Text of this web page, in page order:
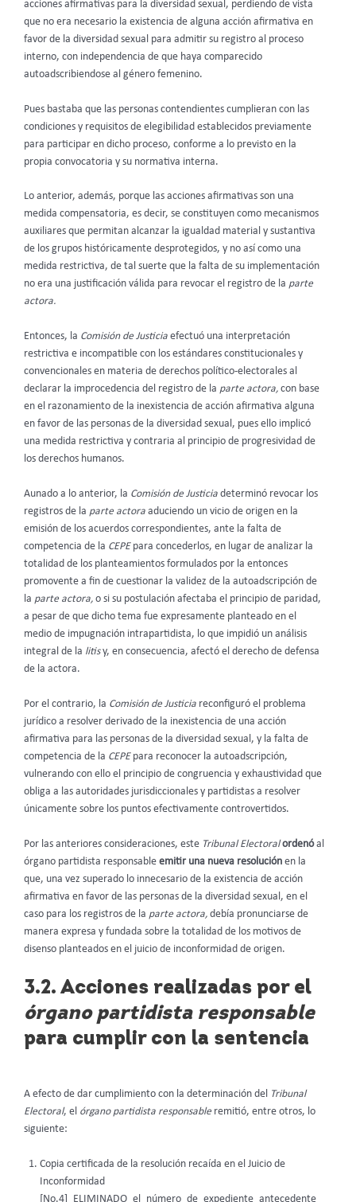
acciones afirmativas para la diversidad sexual, perdiendo de vista
que no era necesario la existencia de alguna acción afirmativa en
favor de la diversidad sexual para admitir su registro al proceso
interno, con independencia de que haya comparecido
autoadscribiendose al género femenino.
Pues bastaba que las personas contendientes cumplieran con las
condiciones y requisitos de elegibilidad establecidos previamente
para participar en dicho proceso, conforme a lo previsto en la
propia convocatoria y su normativa interna.
Lo anterior, además, porque las acciones afirmativas son una
medida compensatoria, es decir, se constituyen como mecanismos
auxiliares que permitan alcanzar la igualdad material y sustantiva
de los grupos históricamente desprotegidos, y no así como una
medida restrictiva, de tal suerte que la falta de su implementación
no era una justificación válida para revocar el registro de la parte
actora.
Entonces, la Comisión de Justicia efectuó una interpretación
restrictiva e incompatible con los estándares constitucionales y
convencionales en materia de derechos político-electorales al
declarar la improcedencia del registro de la parte actora, con base
en el razonamiento de la inexistencia de acción afirmativa alguna
en favor de las personas de la diversidad sexual, pues ello implicó
una medida restrictiva y contraria al principio de progresividad de
los derechos humanos.
Aunado a lo anterior, la Comisión de Justicia determinó revocar los
registros de la parte actora aduciendo un vicio de origen en la
emisión de los acuerdos correspondientes, ante la falta de
competencia de la CEPEpara concederlos, en lugar de analizar la
totalidad de los planteamientos formulados por la entonces
promovente a fin de cuestionar la validez de la autoadscripción de
la parte actora, o si su postulación afectaba el principio de paridad,
a pesar de que dicho tema fue expresamente planteado en el
medio de impugnación intrapartidista, lo que impidió un análisis
integral de la litisy, en consecuencia, afectó el derecho de defensa
de la actora.
Por el contrario, la Comisión de Justicia reconfiguró el problema
jurídico a resolver derivado de la inexistencia de una acción
afirmativa para las personas de la diversidad sexual, y la falta de
competencia de la CEPEpara reconocer la autoadscripción,
vulnerando con ello el principio de congruencia y exhaustividad que
obliga a las autoridades jurisdiccionales y partidistas a resolver
únicamente sobre los puntos efectivamente controvertidos.
Por las anteriores consideraciones, este Tribunal Electoral ordenóal
órgano partidista responsable emitir una nueva resolución en la
que, una vez superado lo innecesario de la existencia de acción
afirmativa en favor de las personas de la diversidad sexual, en el
caso para los registros de la parte actora, debía pronunciarse de
manera expresa y fundada sobre la totalidad de los motivos de
disenso planteados en el juicio de inconformidad de origen.
3.2. Acciones realizadas por el
órgano partidista responsable
para cumplir con la sentencia
A efecto de dar cumplimiento con la determinación del
Tribunal
Electoral, el órgano partidista responsable remitió, entre otros, lo
siguiente:
Copia certificada de la resolución recaída en el Juicio de
Inconformidad
[No.4]_ELIMINADO_el_número_de_expediente_antecedente_